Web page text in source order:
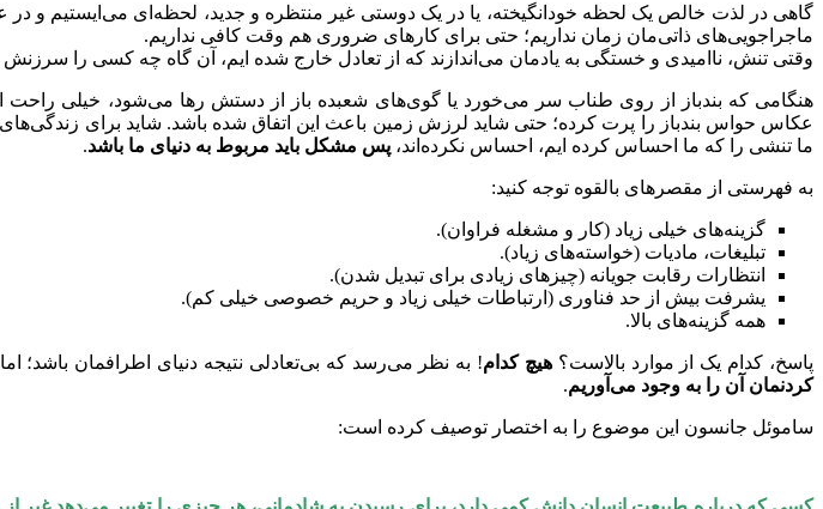
گاهی در لذت خالص یک لحظه خودانگیخته، یا در یک دوستی غیر منتظره و جدید، لحظه‌ای می‌ایستیم و در
ماجراجویی‌های ذاتی‌مان زمان نداریم؛ حتی برای کارهای ضروری هم وقت کافی نداریم.
وقتی تنش، ناامیدی و خستگی به یادمان می‌اندازند که از تعادل خارج شده ایم، آن گاه چه کسی را
هنگامی که بندباز از روی طناب سر می‌خورد یا گوی‌های شعبده باز از دستش رها می‌شود، خیلی راحت
عکاس حواس بندباز را پرت کرده؛ حتی شاید لرزش زمین باعث این اتفاق شده باشد. شاید برای زندگی‌های
ما تنشی را که ما احساس کرده ایم، احساس نکرده‌اند، پس مشکل باید مربوط به دنیای ما باشد.
به فهرستی از مقصرهای بالقوه توجه کنید:
گزینه‌های خیلی زیاد (کار و مشغله فراوان).
تبلیغات، مادیات (خواسته‌های زیاد).
انتظارات رقابت جویانه (چیزهای زیادی برای تبدیل شدن).
یشرفت بیش از حد فناوری (ارتباطات خیلی زیاد و حریم خصوصی خیلی کم).
همه گزینه‌های بالا.
پاسخ، کدام یک از موارد بالاست؟هیچ کدام! به نظر می‌رسد که بی‌تعادلی نتیجه دنیای اطرافمان باشد؛
کردنمان آن را به وجود می‌آوریم.
ساموئل جانسون این موضوع را به اختصار توصیف کرده است: